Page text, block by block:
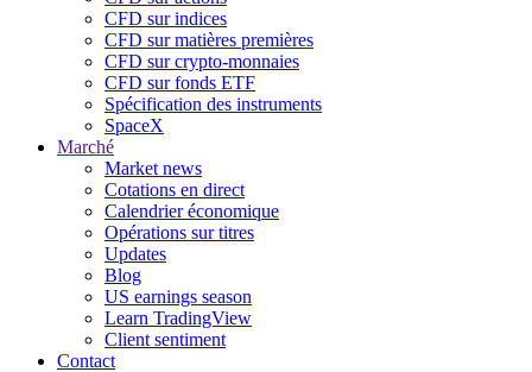
CFD sur indices
CFD sur matières premières
CFD sur crypto-monnaies
CFD sur fonds ETF
Spécification des instruments
SpaceX
Marché
Market news
Cotations en direct
Calendrier économique
Opérations sur titres
Updates
Blog
US earnings season
Learn TradingView
Client sentiment
Contact